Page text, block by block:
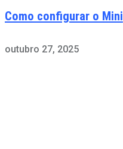
Como configurar o Mini
outubro 27, 2025